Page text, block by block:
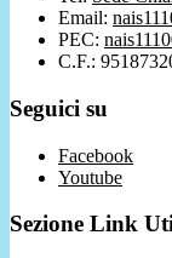
Email:
PEC:
C.F.:
Seguici su
Facebook
Youtube
Sezione Link